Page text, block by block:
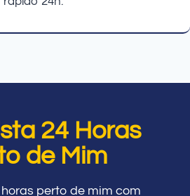
24 Horas
de Mim
perto de mim com